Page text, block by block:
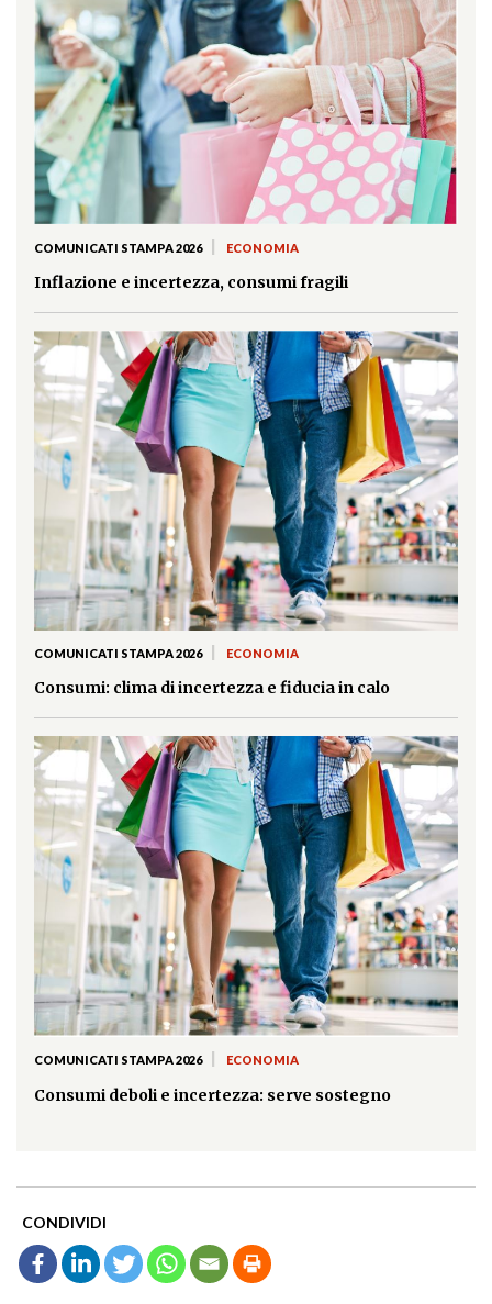
COMUNICATI STAMPA 2026 ECONOMIA
Inflazione e incertezza, consumi fragili
COMUNICATI STAMPA 2026 ECONOMIA
Consumi: clima di incertezza e fiducia in calo
COMUNICATI STAMPA 2026 ECONOMIA
Consumi deboli e incertezza: serve sostegno
CONDIVIDI